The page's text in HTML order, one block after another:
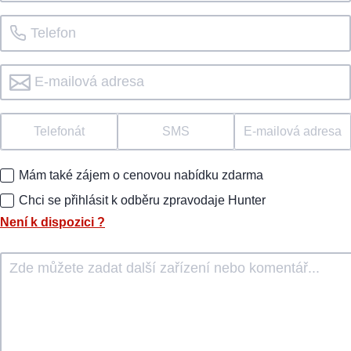
Telefonát SMS E-mailová adresa
Mám také zájem o cenovou nabídku zdarma
Chci se přihlásit k odběru zpravodaje Hunter
Není k dispozici ?